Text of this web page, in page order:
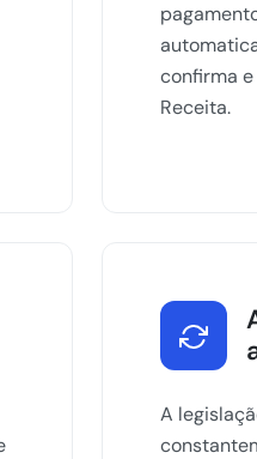
confirma
Receita.
A